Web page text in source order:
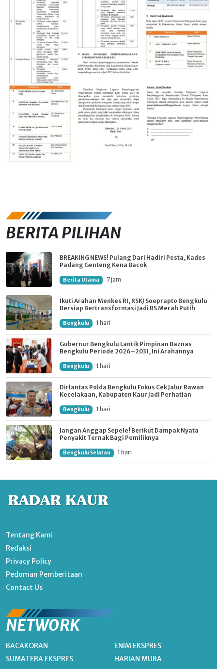
BERITA PILIHAN
BREAKING NEWS! Pulang Dari Hadiri Pesta, Kades
Padang Genteng Kena Bacok
Berita Utama 7 jam
Ikuti Arahan Menkes RI, RSKJ Soeprapto Bengkulu
Bersiap Bertransformasi Jadi RS Merah Putih
Bengkulu 1 hari
Gubernur Bengkulu Lantik Pimpinan Baznas
Bengkulu Periode 2026–2031, Ini Arahannya
Bengkulu 1 hari
Dirlantas Polda Bengkulu Fokus Cek Jalur Rawan
Kecelakaan, Kabupaten Kaur Jadi Perhatian
Bengkulu 1 hari
Jangan Anggap Sepele! Berikut Dampak Nyata
Penyakit Ternak Bagi Pemiliknya
Bengkulu Selatan 1 hari
Tentang Kami
Redaksi
Privacy Policy
Pedoman Pemberitaan
Contact Us
NETWORK
BACAKORAN
SUMATERA EKSPRES
ENIM EKSPRES
HARIAN MUBA